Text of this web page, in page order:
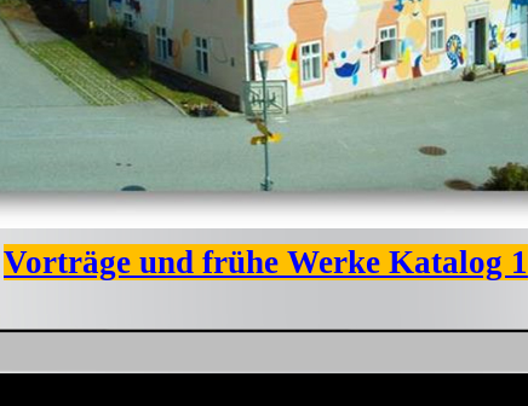
Vorträge und frühe Werke Katalog 1